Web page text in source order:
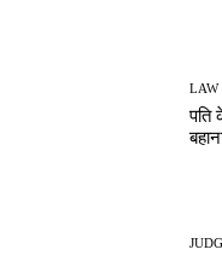
LAW
पति